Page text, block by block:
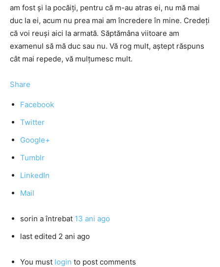
am fost şi la pocăiţi, pentru că m-au atras ei, nu mă mai
duc la ei, acum nu prea mai am încredere în mine. Credeţi
că voi reuşi aici la armată. Săptămâna viitoare am
examenul să mă duc sau nu. Vă rog mult, aştept răspuns
cât mai repede, vă mulţumesc mult.
Share
Facebook
Twitter
Google+
Tumblr
LinkedIn
Mail
sorin a întrebat 13 ani ago
last edited 2 ani ago
You must login to post comments